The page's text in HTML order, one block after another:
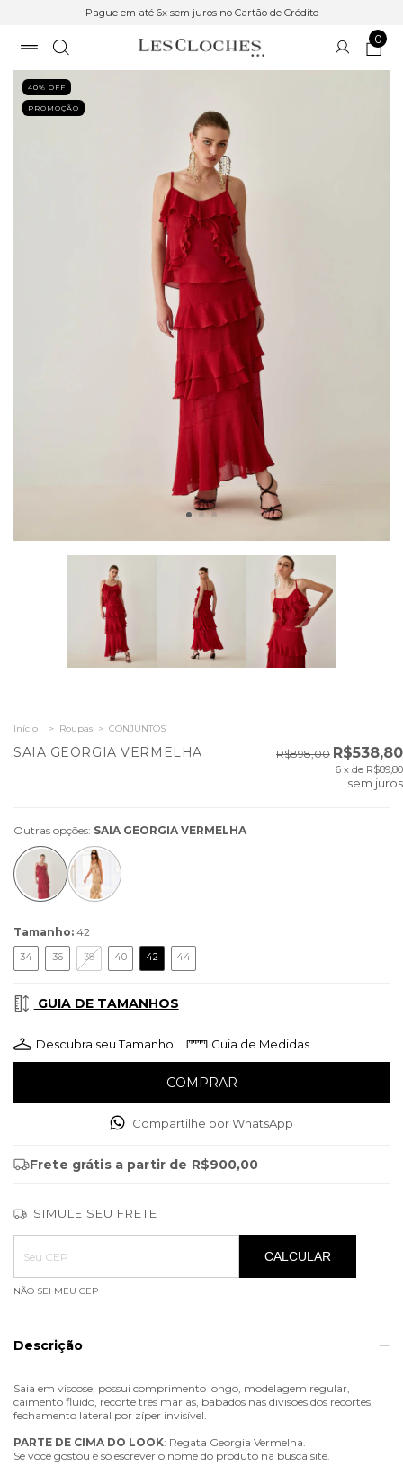
Pague em até 6x sem juros no Cartão de Crédito
0
40% OFF
PROMOÇÃO
Início > Roupas > CONJUNTOS
SAIA GEORGIA VERMELHA R$898,00 R$538,80
6 x de R$89,80
sem juros
Outras opções: SAIA GEORGIA VERMELHA
Tamanho: 42
34 36 38 40 42 44
GUIA DE TAMANHOS
Descubra seu Tamanho Guia de Medidas
Compartilhe por WhatsApp
Frete grátis a partir de R$900,00
SIMULE SEU FRETE
Entregas para o CEP:
ALTERAR CEP
CALCULAR
NÃO SEI MEU CEP
Descrição
Saia em viscose, possui comprimento longo, modelagem regular,
caimento fluído, recorte três marias, babados nas divisões dos recortes,
fechamento lateral por zíper invisível.
PARTE DE CIMA DO LOOK: Regata Georgia Vermelha.
Se você gostou é só escrever o nome do produto na busca site.